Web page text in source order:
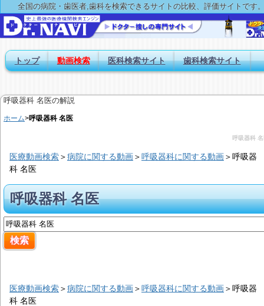
全国の病院・歯医者,歯科を検索できるサイトの比較、評価サイトです
トップ 動画検索 医科検索サイト 歯科検索サイト
呼吸器科 名医の解説
ホーム>呼吸器科 名医
呼吸器科
医療動画検索＞病院に関する動画＞呼吸器科に関する動画＞呼吸器
科 名医
呼吸器科 名医
医療動画検索＞病院に関する動画＞呼吸器科に関する動画＞呼吸器
科 名医